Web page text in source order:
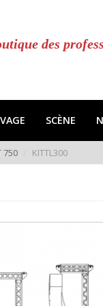
des
SCÈNE
750 KITTL300